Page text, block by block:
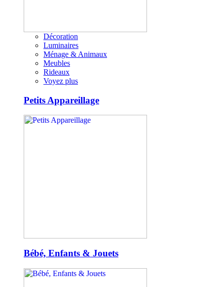
Décoration
Luminaires
Ménage & Animaux
Meubles
Rideaux
Voyez plus
Petits Appareillage
Bébé, Enfants & Jouets